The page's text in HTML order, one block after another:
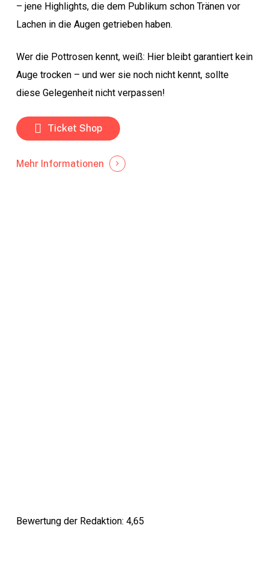
– jene Highlights, die dem Publikum schon Tränen vor
Lachen in die Augen getrieben haben.
Wer die Pottrosen kennt, weiß: Hier bleibt garantiert kein
Auge trocken – und wer sie noch nicht kennt, sollte
diese Gelegenheit nicht verpassen!
Ticket Shop
Mehr Informationen
Bewertung der Redaktion: 4,65